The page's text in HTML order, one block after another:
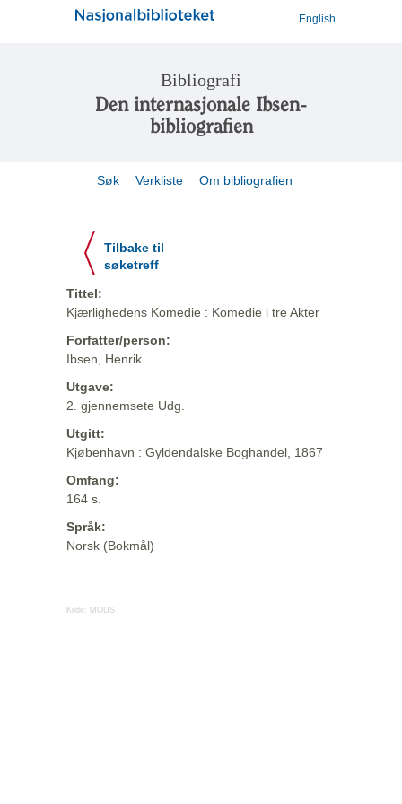
English
Bibliografi
Den internasjonale Ibsen-
bibliografien
Søk Verkliste Om bibliografien
Tilbake til
søketreff
Tittel:
Kjærlighedens Komedie : Komedie i tre Akter
Forfatter/person:
Ibsen, Henrik
Utgave:
2. gjennemsete Udg.
Utgitt:
Kjøbenhavn : Gyldendalske Boghandel, 1867
Omfang:
164 s.
Språk:
Norsk (Bokmål)
Kilde: MODS